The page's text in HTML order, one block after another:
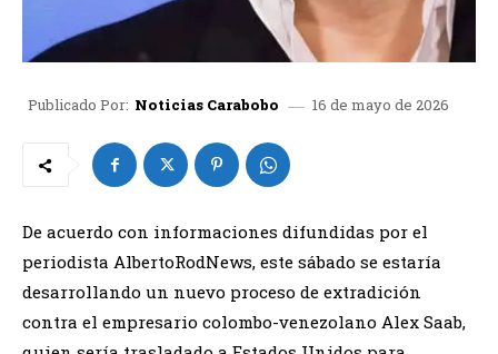
Publicado Por: Noticias Carabobo 16 de mayo de 2026
De acuerdo con informaciones difundidas por el
periodista AlbertoRodNews, este sábado se estaría
desarrollando un nuevo proceso de extradición
contra el empresario colombo-venezolano Alex Saab,